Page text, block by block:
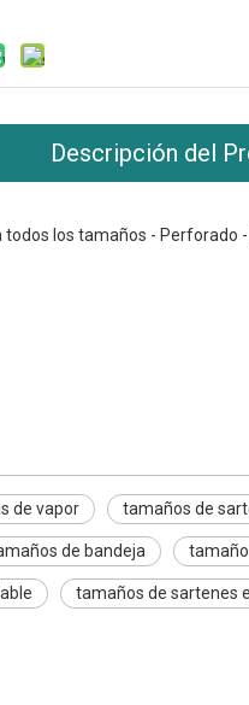
Descripción del
los tamaños - Perforado
de vapor tamaños de
de bandeja
tamaños de sartenes